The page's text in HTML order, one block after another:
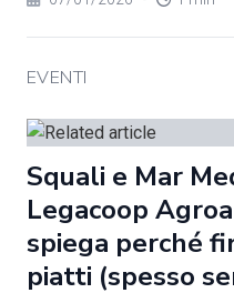
EVENTI
Squali e Mar
Legacoop
spiega perché
piatti (spesso